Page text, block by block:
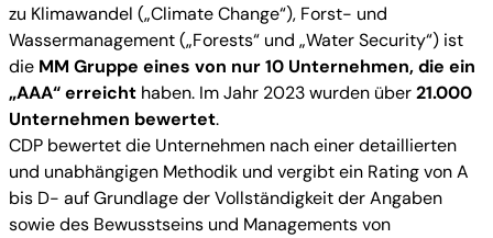
zu Klimawandel („Climate Change“), Forst- und
Wassermanagement („Forests“ und „Water Security“) ist
die MM Gruppe eines von nur 10 Unternehmen, die ein
„AAA“ erreicht haben. Im Jahr 2023 wurden über21.000
Unternehmen bewertet.
CDP bewertet die Unternehmen nach einer detaillierten
und unabhängigen Methodik und vergibt ein Rating von A
bis D- auf Grundlage der Vollständigkeit der Angaben
sowie des Bewusstseins und Managements von